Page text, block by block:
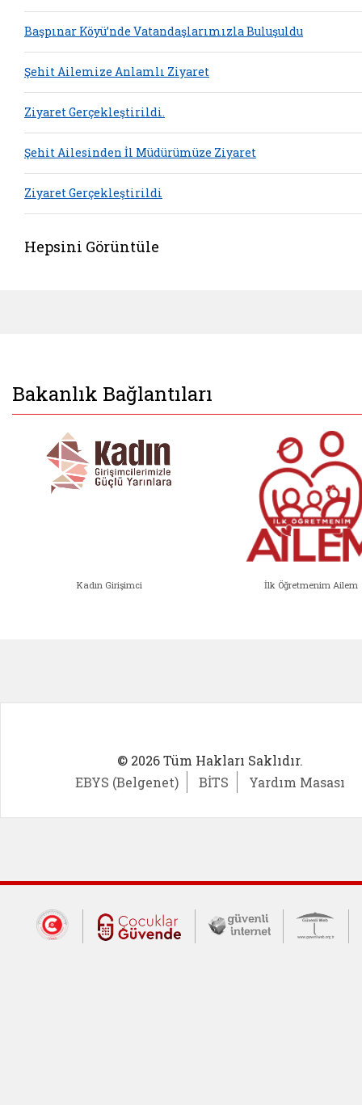
Başpınar Köyü’nde Vatandaşlarımızla Buluşuldu
Şehit Ailemize Anlamlı Ziyaret
Ziyaret Gerçekleştirildi.
Şehit Ailesinden İl Müdürümüze Ziyaret
Ziyaret Gerçekleştirildi
Hepsini Görüntüle
Bakanlık Bağlantıları
Kadın Girişimci İlk Öğretmenim Ailem
© 2026 Tüm Hakları Saklıdır.
EBYS (Belgenet)
BİTS Yardım Masası
Dış Bağlantılar
Cumhurbaşkanlığı İletişim Merkezi
Çocuklar Güvende (yeni
Güvenli